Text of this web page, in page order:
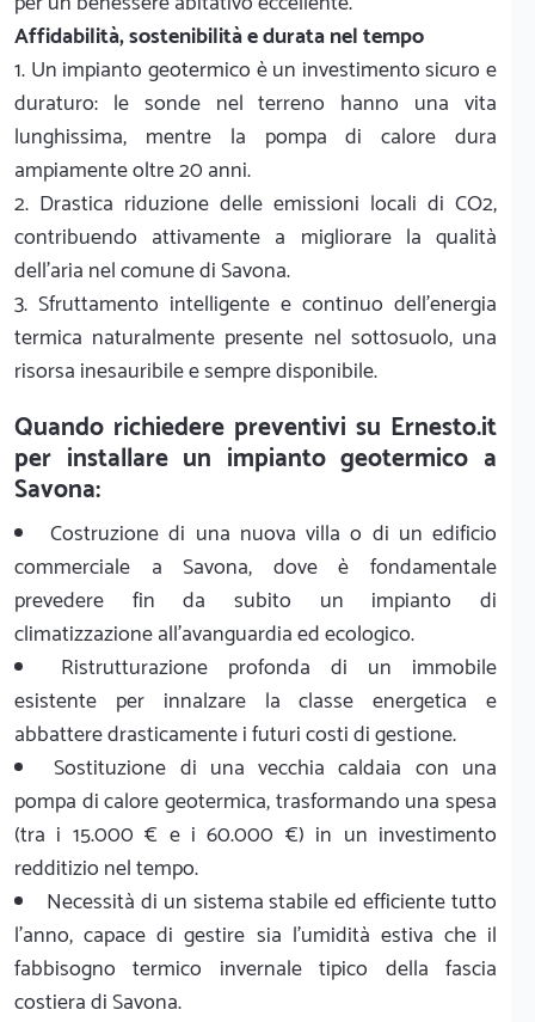
Affidabilità, sostenibilità e durata nel tempo
1. Un impianto geotermico è un investimento sicuro e
duraturo: le sonde nel terreno hanno una vita
lunghissima, mentre la pompa di calore dura
ampiamente oltre 20 anni.
2. Drastica riduzione delle emissioni locali di CO2,
contribuendo attivamente a migliorare la qualità
dell'aria nel comune di Savona.
3. Sfruttamento intelligente e continuo dell'energia
termica naturalmente presente nel sottosuolo, una
risorsa inesauribile e sempre disponibile.
Quando richiedere preventivi su Ernesto.it
per installare un impianto geotermico a
Savona:
Costruzione di una nuova villa o di un edificio
commerciale a Savona, dove è fondamentale
prevedere fin da subito un impianto di
climatizzazione all'avanguardia ed ecologico.
Ristrutturazione profonda di un immobile
esistente per innalzare la classe energetica e
abbattere drasticamente i futuri costi di gestione.
Sostituzione di una vecchia caldaia con una
pompa di calore geotermica, trasformando una spesa
(tra i 15.000 € e i 60.000 €) in un investimento
redditizio nel tempo.
Necessità di un sistema stabile ed efficiente tutto
l'anno, capace di gestire sia l'umidità estiva che il
fabbisogno termico invernale tipico della fascia
costiera di Savona.